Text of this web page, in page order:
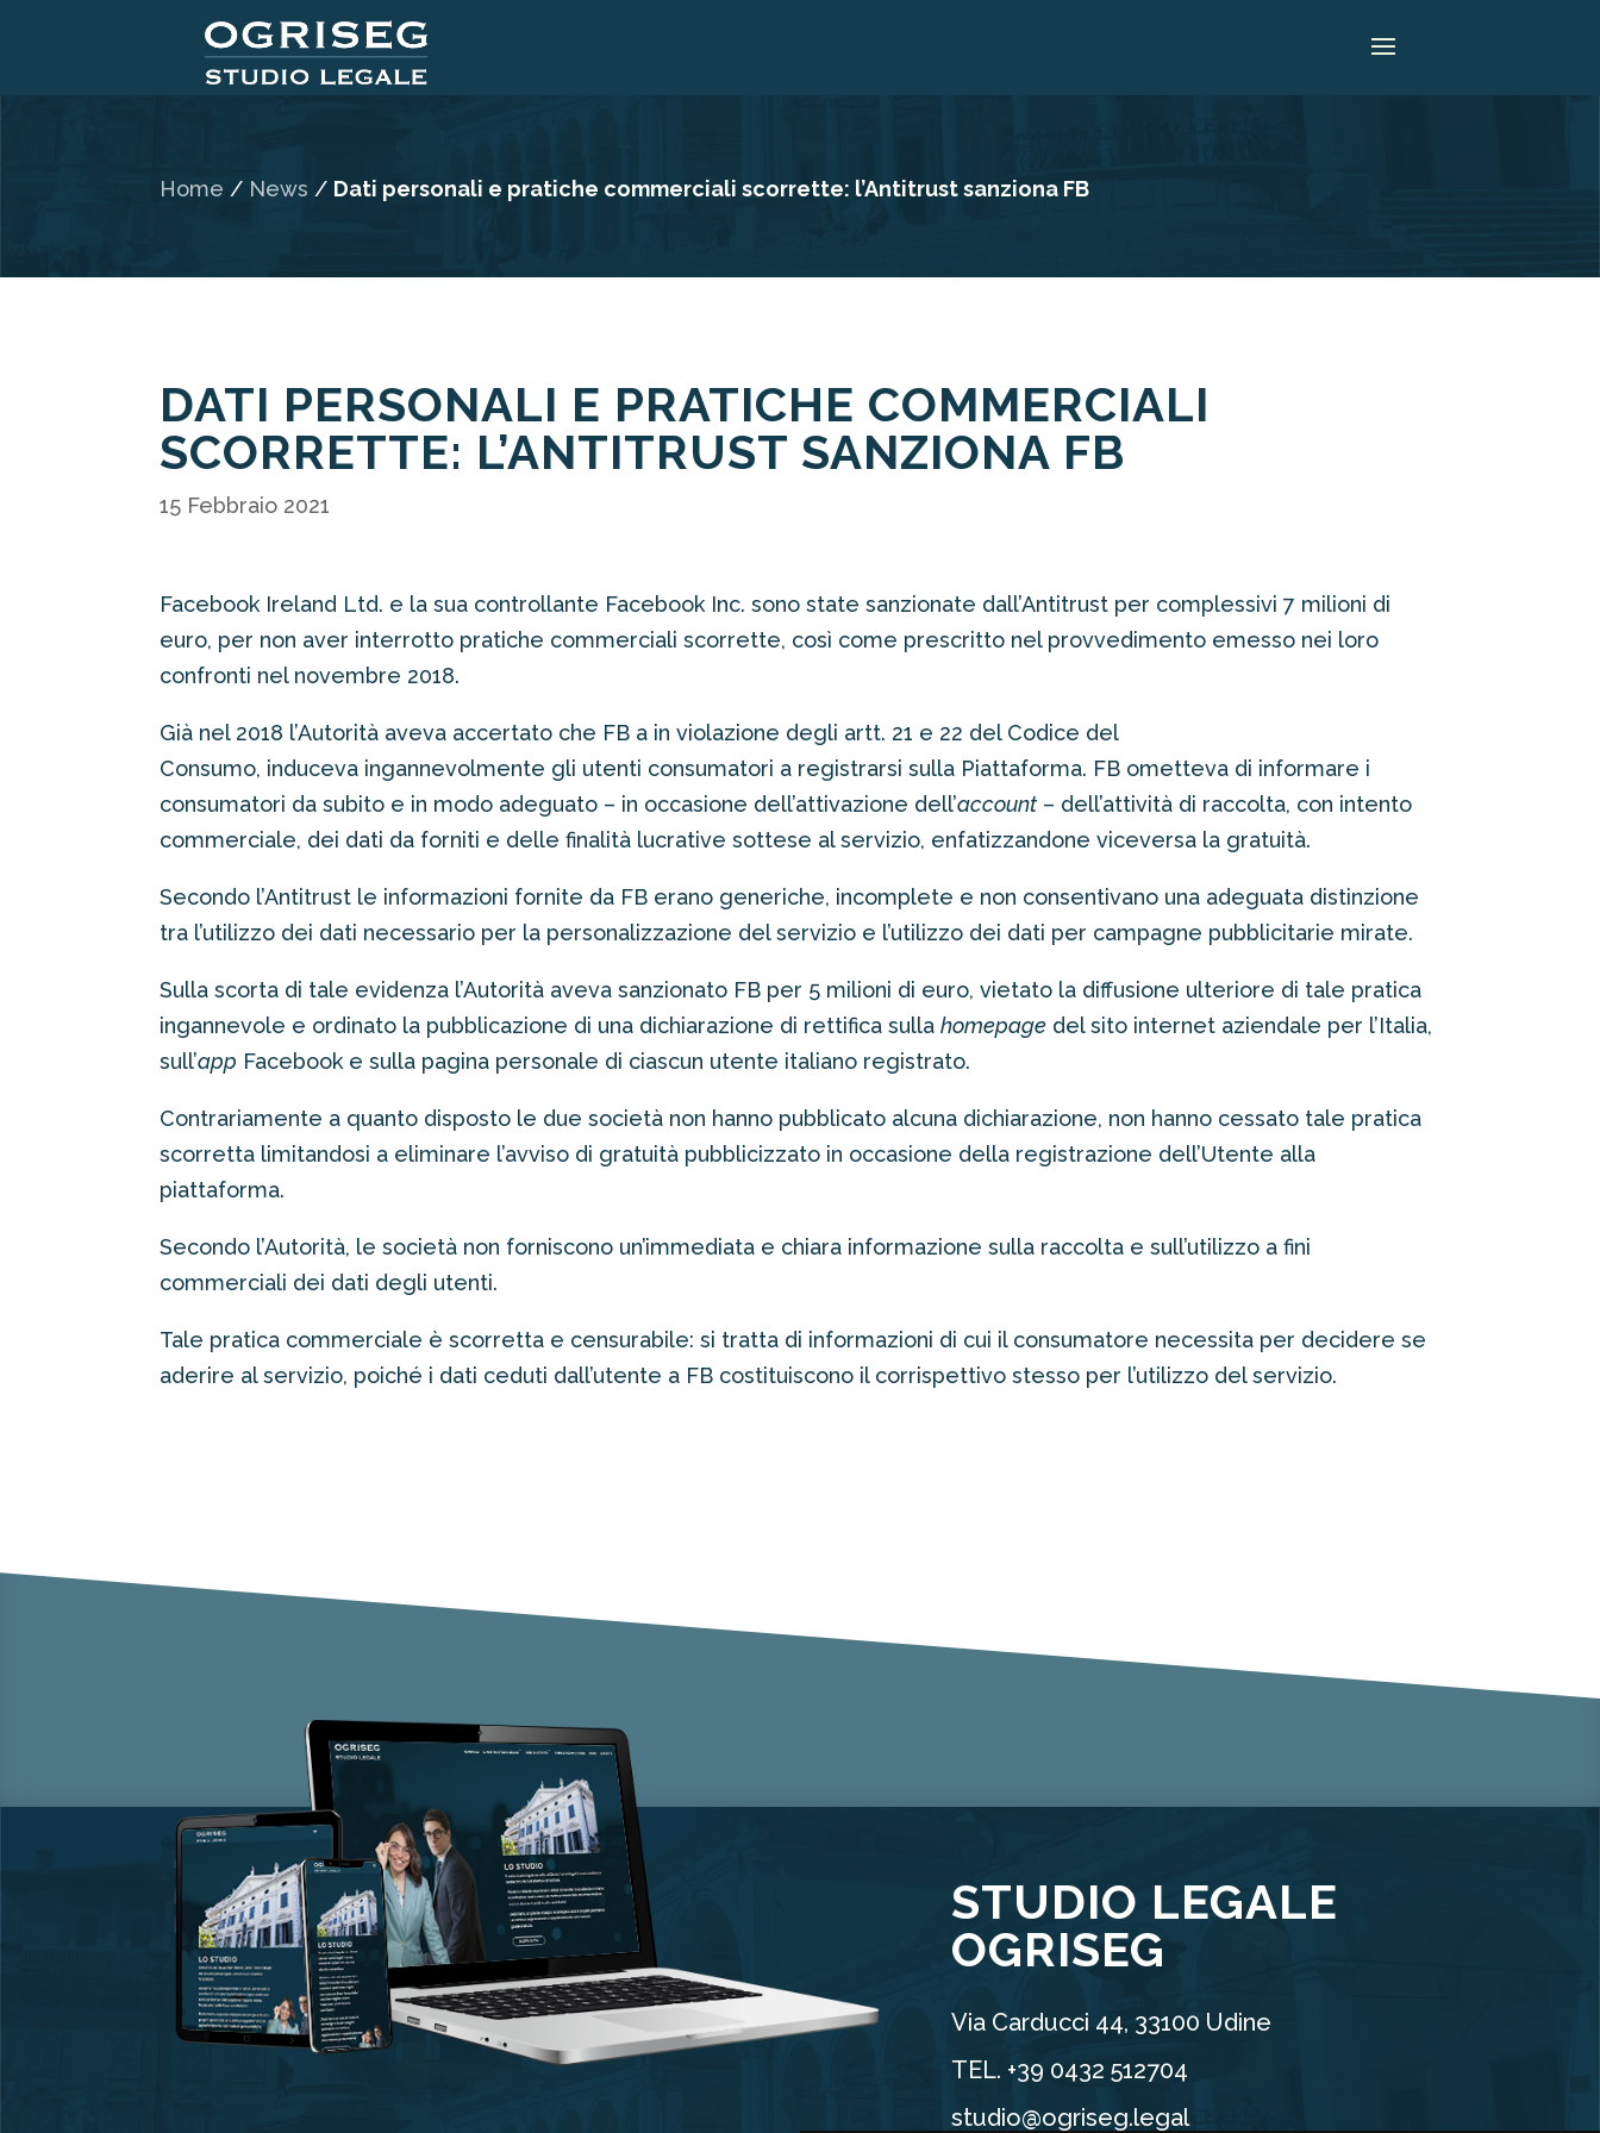
Home / News / Dati personali e pratiche commerciali scorrette: l’Antitrust sanziona FB
DATI PERSONALI E PRATICHE COMMERCIALI
SCORRETTE: L’ANTITRUST SANZIONA FB
15 Febbraio 2021
Facebook Ireland Ltd. e la sua controllante Facebook Inc. sono statesanzionate dall’Antitrust per complessivi 7 milioni di
euro, per non aver interrotto pratiche commerciali scorrette, così come prescritto nel provvedimento emesso nei loro
confronti nel novembre 2018.
Già nel 2018 l’Autorità aveva accertato che FB a in violazione degli artt. 21 e 22 del Codice del
Consumo, induceva ingannevolmente gli utenti consumatori a registrarsi sulla Piattaforma. FB ometteva di informare i
consumatori da subito e in modo adeguato – in occasione dell’attivazione dell’account – dell’attività di raccolta, con intento
commerciale, dei dati da forniti e delle finalità lucrative sottese al servizio, enfatizzandone viceversa la gratuità.
Secondo l’Antitrust le informazioni fornite da FB erano generiche, incomplete e non consentivano una adeguata distinzione
tra l’utilizzo dei dati necessario per la personalizzazione del servizio e l’utilizzo dei dati per campagne pubblicitarie mirate.
Sulla scorta di tale evidenza l’Autorità aveva sanzionato FB per 5 milioni di euro, vietato la diffusione ulteriore di tale pratica
ingannevole e ordinato la pubblicazione di una dichiarazione di rettifica sullahomepage del sito internet aziendale per l’Italia,
sull’app Facebook e sulla pagina personale di ciascun utente italiano registrato.
Contrariamente a quanto disposto le due società non hanno pubblicato alcuna dichiarazione, non hanno cessato tale pratica
scorretta limitandosi a eliminare l’avviso di gratuità pubblicizzato in occasione della registrazione dell’Utente alla
piattaforma.
Secondo l’Autorità, le società non forniscono un’immediata e chiara informazione sulla raccolta e sull’utilizzo a fini
commerciali dei dati degli utenti.
Tale pratica commerciale è scorretta e censurabile: si tratta di informazioni di cui il consumatore necessita per decidere se
aderire al servizio, poiché i dati ceduti dall’utente a FB costituiscono il corrispettivo stesso per l’utilizzo del servizio.
STUDIO LEGALE
OGRISEG
Via Carducci 44, 33100 Udine
TEL. +39 0432 512704
studio@ogriseg.legal